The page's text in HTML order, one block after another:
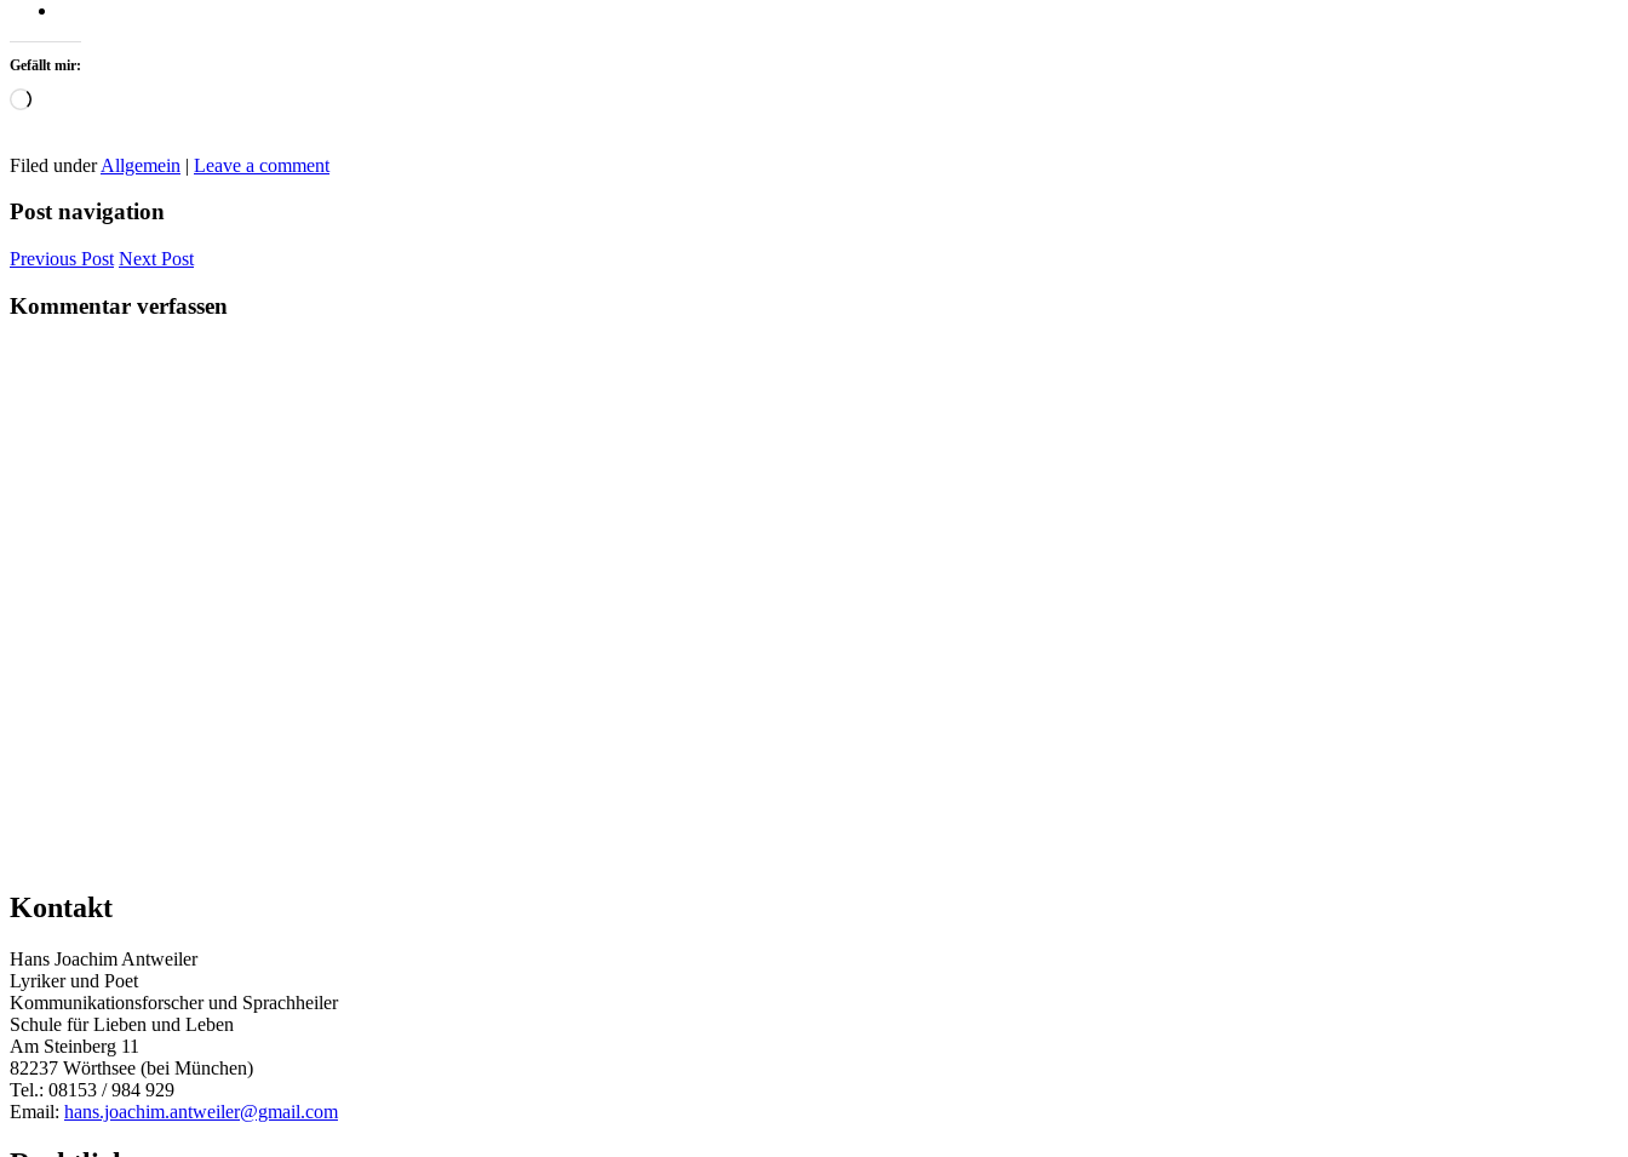
Gefällt mir:
Wird
Filed underAllgemein | Leave a comment
Post navigation
Previous Post Next Post
Kommentar verfassen
Kontakt
Hans Joachim Antweiler
Lyriker und Poet
Kommunikationsforscher und Sprachheiler
Schule für Lieben und Leben
Am Steinberg 11
82237 Wörthsee (bei München)
Tel.: 08153 / 984 929
Email: hans.joachim.antweiler@gmail.com